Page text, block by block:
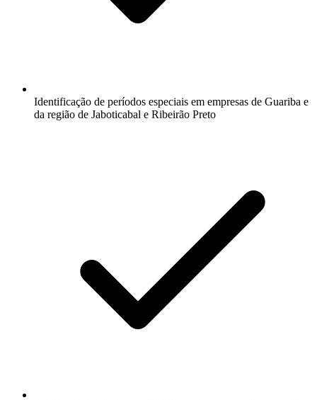
Identificação de períodos especiais em empresas de Guariba e
da região de Jaboticabal e Ribeirão Preto